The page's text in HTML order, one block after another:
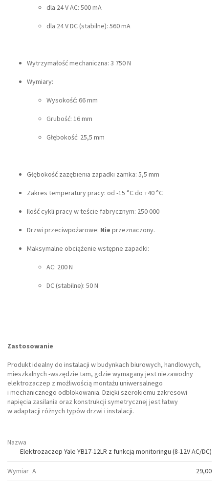
dla 24 V AC: 500 mA
dla 24 V DC (stabilne): 560 mA
Wytrzymałość mechaniczna: 3 750 N
Wymiary:
Wysokość: 66 mm
Grubość: 16 mm
Głębokość: 25,5 mm
Głębokość zazębienia zapadki zamka: 5,5 mm
Zakres temperatury pracy: od -15 °C do +40 °C
Ilość cykli pracy w teście fabrycznym: 250 000
Drzwi przeciwpożarowe: Nie przeznaczony.
Maksymalne obciążenie wstępne zapadki:
AC: 200 N
DC (stabilne): 50 N
Zastosowanie
Produkt idealny do instalacji w budynkach biurowych, handlowych,
mieszkalnych -wszędzie tam, gdzie wymagany jest niezawodny
elektrozaczep z możliwością montażu uniwersalnego
i mechanicznego odblokowania. Dzięki szerokiemu zakresowi
napięcia zasilania oraz konstrukcji symetrycznej jest łatwy
w adaptacji różnych typów drzwi i instalacji.
Nazwa
Elektrozaczep Yale YB17-12LR z funkcją monitoringu (8-12V AC/DC)
Wymiar_A 29,00